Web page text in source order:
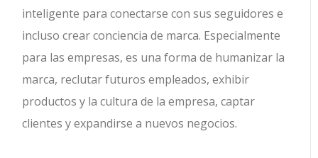
inteligente para conectarse con sus seguidores e
incluso crear conciencia de marca. Especialmente
para las empresas, es una forma de humanizar la
marca, reclutar futuros empleados, exhibir
productos y la cultura de la empresa, captar
clientes y expandirse a nuevos negocios.